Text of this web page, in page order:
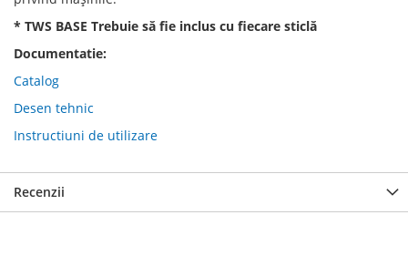
* TWS BASE Trebuie să fie inclus cu fiecare sticlă
Documentatie:
Catalog
Desen tehnic
Instructiuni de utilizare
Recenzii